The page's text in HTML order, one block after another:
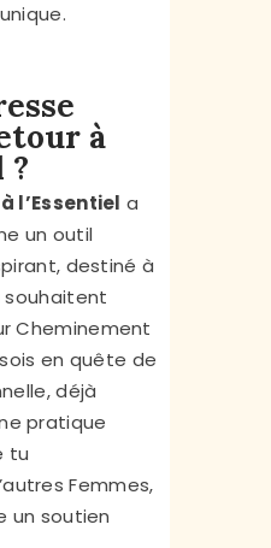
à
?
l’Essentiel a
un outil
destiné à
souhaitent
Cheminement
en quête de
déjà
pratique
tu
Femmes,
un soutien